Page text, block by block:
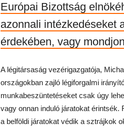
Európai Bizottság
azonnali intézkedéseket
érdekében, vagy
A légitársaság vezérigazgatója,
országokban zajló légiforgalmi
munkabeszüntetéseket csak úgy
vagy onnan induló járatokat érintsék.
a belföldi járatokat védik a sztrájkok